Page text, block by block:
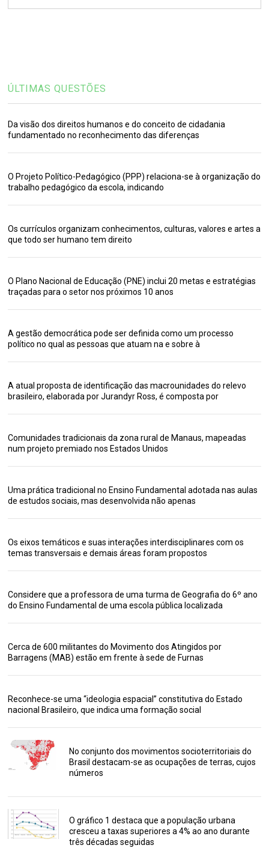
ÚLTIMAS QUESTÕES
Da visão dos direitos humanos e do conceito de cidadania
fundamentado no reconhecimento das diferenças
O Projeto Político-Pedagógico (PPP) relaciona-se à organização do
trabalho pedagógico da escola, indicando
Os currículos organizam conhecimentos, culturas, valores e artes a
que todo ser humano tem direito
O Plano Nacional de Educação (PNE) inclui 20 metas e estratégias
traçadas para o setor nos próximos 10 anos
A gestão democrática pode ser definida como um processo
político no qual as pessoas que atuam na e sobre à
A atual proposta de identificação das macrounidades do relevo
brasileiro, elaborada por Jurandyr Ross, é composta por
Comunidades tradicionais da zona rural de Manaus, mapeadas
num projeto premiado nos Estados Unidos
Uma prática tradicional no Ensino Fundamental adotada nas aulas
de estudos sociais, mas desenvolvida não apenas
Os eixos temáticos e suas interações interdisciplinares com os
temas transversais e demais áreas foram propostos
Considere que a professora de uma turma de Geografia do 6º ano
do Ensino Fundamental de uma escola pública localizada
Cerca de 600 militantes do Movimento dos Atingidos por
Barragens (MAB) estão em frente à sede de Furnas
Reconhece-se uma “ideologia espacial” constitutiva do Estado
nacional Brasileiro, que indica uma formação social
No conjunto dos movimentos socioterritoriais do
Brasil destacam-se as ocupações de terras, cujos
números
O gráfico 1 destaca que a população urbana
cresceu a taxas superiores a 4% ao ano durante
três décadas seguidas